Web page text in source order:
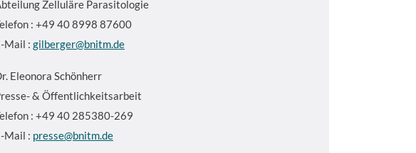
Zelluläre Parasitologie
: +49 40 8998 87600
Mail : gilberger@bnitm.de
Eleonora Schönherr
& Öffentlichkeitsarbeit
: +49 40 285380-269
Mail : presse@bnitm.de